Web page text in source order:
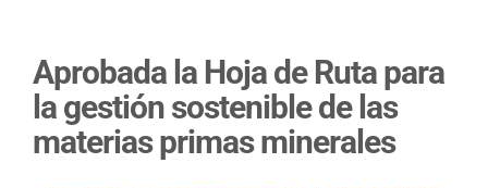
Aprobada la Hoja de Ruta para
la gestión sostenible de las
materias primas minerales